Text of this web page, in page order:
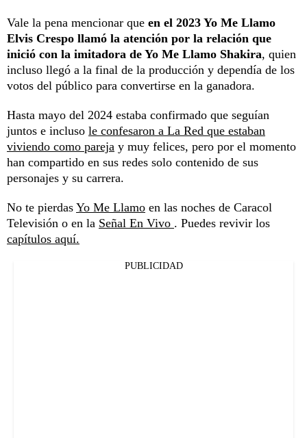
Vale la pena mencionar que en el 2023 Yo Me Llamo
Elvis Crespo llamó la atención por la relación que
inició con la imitadora de Yo Me Llamo Shakira, quien
incluso llegó a la final de la producción y dependía de los
votos del público para convertirse en la ganadora.
Hasta mayo del 2024 estaba confirmado que seguían
juntos e incluso le confesaron a La Red que estaban
viviendo como pareja y muy felices, pero por el momento
han compartido en sus redes solo contenido de sus
personajes y su carrera.
No te pierdas Yo Me Llamo en las noches de Caracol
Televisión o en la Señal En Vivo . Puedes revivir los
capítulos aquí.
PUBLICIDAD